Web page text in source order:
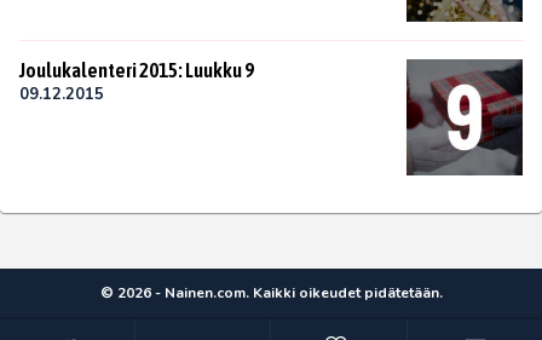
Joulukalenteri 2015: Luukku 9
09.12.2015
© 2026 - Nainen.com. Kaikki oikeudet pidätetään.